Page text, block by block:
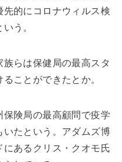
的にコロナウィルス検
う。
らは保健局の最高スタ
ことができたとか。
険局の最高顧問で疫学
たという。アダムズ博
あるクリス・クオモ氏